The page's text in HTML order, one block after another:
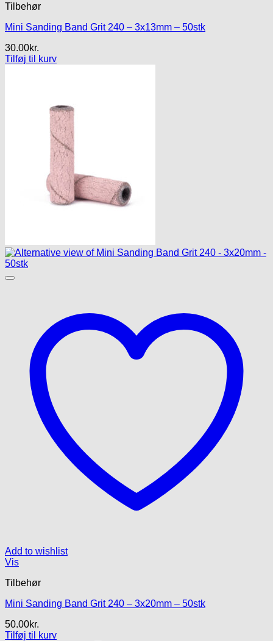
Tilbehør
Mini Sanding Band Grit 240 – 3x13mm – 50stk
30.00kr.
Tilføj til kurv
Add to wishlist
Vis
Tilbehør
Mini Sanding Band Grit 240 – 3x20mm – 50stk
50.00kr.
Tilføj til kurv